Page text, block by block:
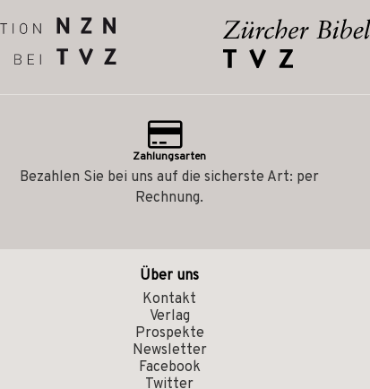
Zahlungsarten
Bezahlen Sie bei uns auf die sicherste Art: per
Rechnung.
Über uns
Kontakt
Verlag
Prospekte
Newsletter
Facebook
Twitter